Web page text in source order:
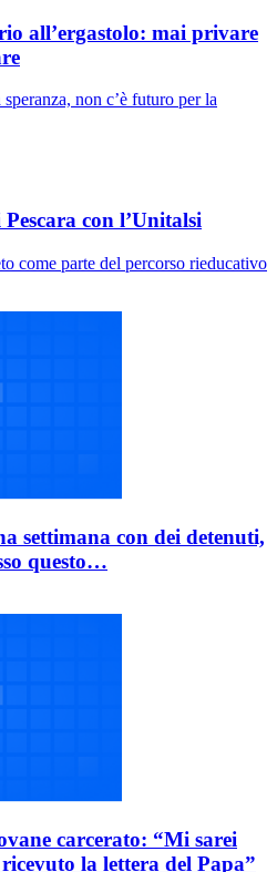
all’ergastolo: mai privare
non c’è futuro per la
con l’Unitalsi
come parte del percorso rieducativo
settimana con dei detenuti,
questo…
carcerato: “Mi sarei
la lettera del Papa”